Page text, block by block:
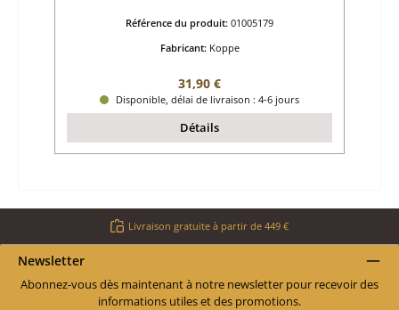
Référence du produit: 01005179
Fabricant: Koppe
Prix régulier :
31,90 €
Disponible, délai de livraison : 4-6 jours
Détails
Livraison gratuite à partir de 449 €
Newsletter
Abonnez-vous dès maintenant à notre newsletter pour recevoir des
informations utiles et des promotions.